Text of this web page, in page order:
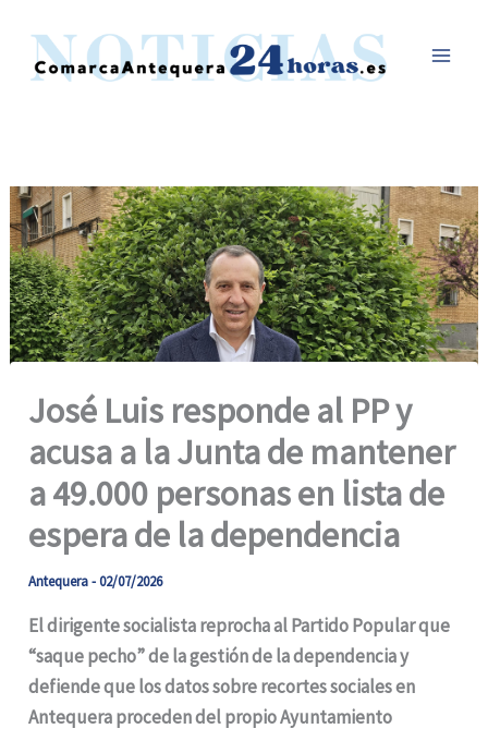
contenido
José Luis responde al PP y
acusa a la Junta de mantener
a 49.000 personas en lista de
espera de la dependencia
Antequera-02/07/2026
El dirigente socialista reprocha al Partido Popular que
“saque pecho” de la gestión de la dependencia y
defiende que los datos sobre recortes sociales en
Antequera proceden del propio Ayuntamiento